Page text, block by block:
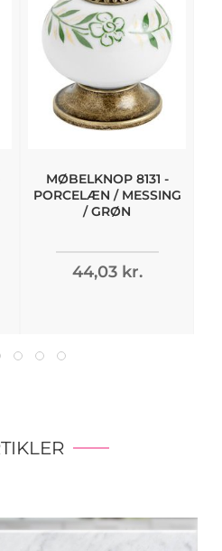
MØBELKNOP 8131 -
PORCELÆN / MESSING
/ GRØN
44,03 kr.